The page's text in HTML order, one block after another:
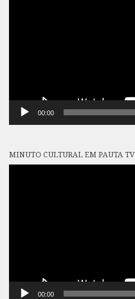
00:00
MINUTO CULTURAL EM PAUTA TV
00:00